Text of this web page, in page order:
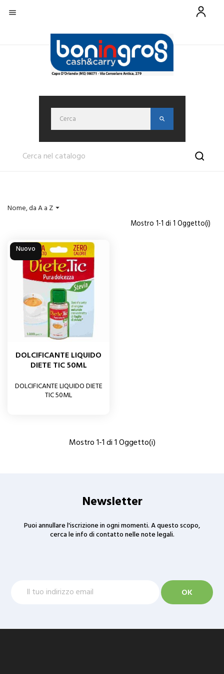

Nome, da A a Z 
Mostro 1-1 di 1 Oggetto(i)
Nuovo
DOLCIFICANTE LIQUIDO
DIETE TIC 50ML
DOLCIFICANTE LIQUIDO DIETE
TIC 50ML
Mostro 1-1 di 1 Oggetto(i)
Newsletter
Puoi annullare l'iscrizione in ogni momenti. A questo scopo,
cerca le info di contatto nelle note legali.